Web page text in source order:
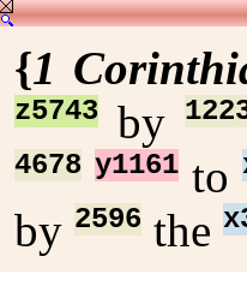
{1
z5743 by
4678 y1161 to
by 2596 the